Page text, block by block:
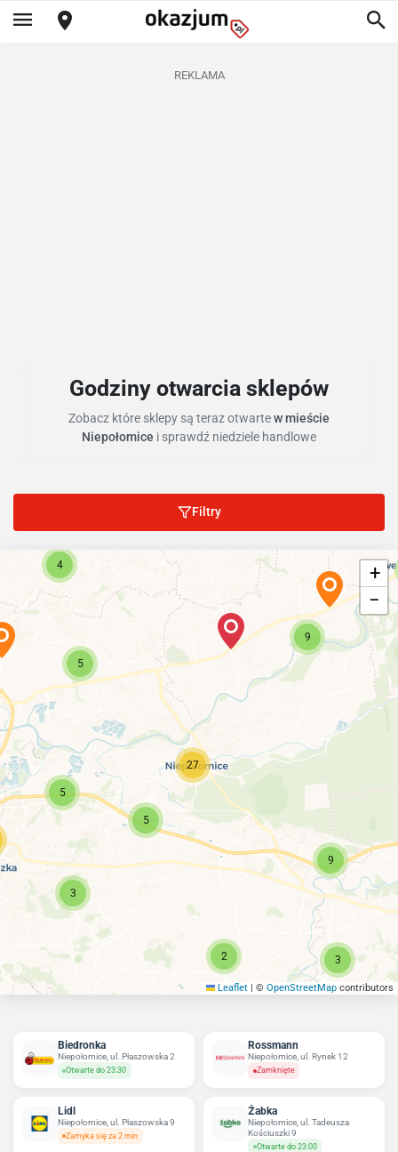
REKLAMA
Godziny otwarcia sklepów
Zobacz które sklepy są teraz otwartew mieście
Niepołomice i sprawdź niedziele handlowe
Filtry
27
5
5
3
9
2
9
5
3
4
+
−
Leaflet | © OpenStreetMap contributors
Biedronka
Niepołomice, ul. Płaszowska 2
Otwarte do 23:30
Rossmann
Niepołomice, ul. Rynek 12
Zamknięte
Lidl
Niepołomice, ul. Płaszowska 9
Zamyka się za 2 min
Żabka
Niepołomice, ul. Tadeusza
Kościuszki 9
Otwarte do 23:00